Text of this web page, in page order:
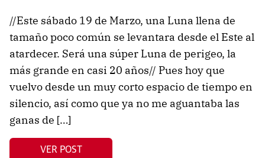
//Este sábado 19 de Marzo, una Luna llena de
tamaño poco común se levantara desde el Este al
atardecer. Será una súper Luna de perigeo, la
más grande en casi 20 años// Pues hoy que
vuelvo desde un muy corto espacio de tiempo en
silencio, así como que ya no me aguantaba las
ganas de […]
VER POST